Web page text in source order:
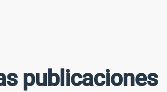
publicaciones